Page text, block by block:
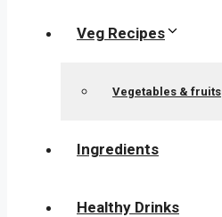
Veg Recipes
Vegetables & fruits
Ingredients
Healthy Drinks